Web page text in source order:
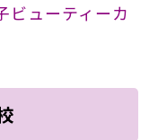
ビューティーカ